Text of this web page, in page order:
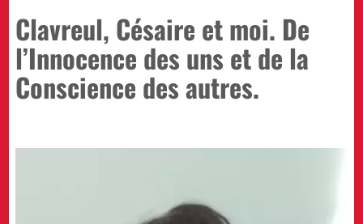
Clavreul, Césaire et moi. De
l’Innocence des uns et de la
Conscience des autres.